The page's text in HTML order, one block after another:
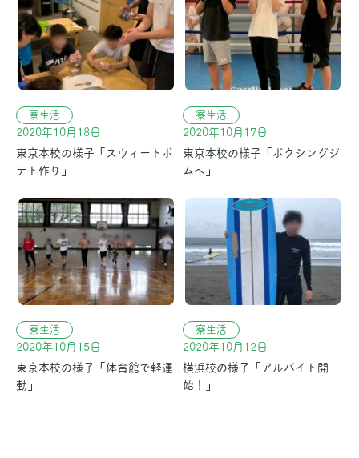
寮生活
2020年10月18日
東京本校の様子「スウィートポ
テト作り」
寮生活
2020年10月17日
東京本校の様子「ボクシングジ
ムへ」
寮生活
2020年10月15日
東京本校の様子「体育館で軽運
動」
寮生活
2020年10月12日
横浜校の様子「アルバイト開
始！」